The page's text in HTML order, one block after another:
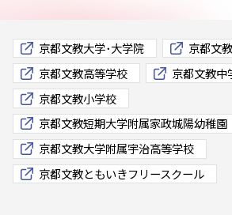
京都文教大学･大学院
京都文
京都文教高等学校
京都文教中
京都文教小学校
京都文教短期大学附属家政城陽幼稚園
京都文教大学附属宇治高等学校
京都文教ともいきフリースクール